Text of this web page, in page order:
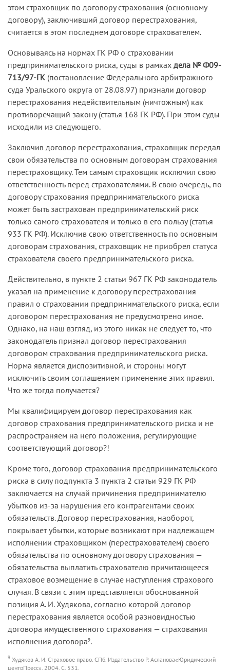
этом страховщик по договору страхования (основному
договору), заключивший договор перестрахования,
считается в этом последнем договоре страхователем.
Основываясь на нормах ГК РФ о страховании
предпринимательского риска, суды в рамках дела № Ф09-
713/97-ГК (постановление Федерального арбитражного
суда Уральского округа от 28.08.97) признали договор
перестрахования недействительным (ничтожным) как
противоречащий закону (статья 168 ГК РФ). При этом суды
исходили из следующего.
Заключив договор перестрахования, страховщик передал
свои обязательства по основным договорам страхования
перестраховщику. Тем самым страховщик исключил свою
ответственность перед страхователями. В свою очередь, по
договору страхования предпринимательского риска
может быть застрахован предпринимательский риск
только самого страхователя и только в его пользу (статья
933 ГК РФ). Исключив свою ответственность по основным
договорам страхования, страховщик не приобрел статуса
страхователя своего предпринимательского риска.
Действительно, в пункте 2 статьи 967 ГК РФ законодатель
указал на применение к договору перестрахования
правил о страховании предпринимательского риска, если
договором перестрахования не предусмотрено иное.
Однако, на наш взгляд, из этого никак не следует то, что
законодатель признал договор перестрахования
договором страхования предпринимательского риска.
Норма является диспозитивной, и стороны могут
исключить своим соглашением применение этих правил.
Что же тогда получается?
Мы квалифицируем договор перестрахования как
договор страхования предпринимательского риска и не
распространяем на него положения, регулирующие
соответствующий договор?!
Кроме того, договор страхования предпринимательского
риска в силу подпункта 3 пункта 2 статьи 929 ГК РФ
заключается на случай причинения предпринимателю
убытков из-за нарушения его контрагентами своих
обязательств. Договор перестрахования, наоборот,
покрывает убытки, которые возникают при надлежащем
исполнении страховщиком (перестрахователем) своего
обязательства по основному договору страхования —
обязательства выплатить страхователю причитающееся
страховое возмещение в случае наступления страхового
случая. В связи с этим представляется обоснованной
позиция А. И. Худякова, согласно которой договор
перестрахования является особой разновидностью
договора имущественного страхования — страхования
исполнения договора9.
9 Худяков А. И. Страховое право. СПб. Издательство Р. Асланова«Юридический
центрПресс», 2004. С. 531.